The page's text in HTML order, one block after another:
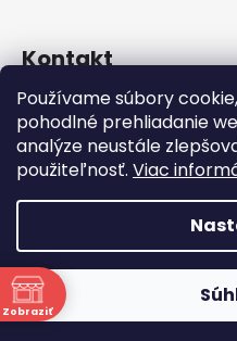
Používame súbory
pohodlné prehliadanie
analýze neustále
použiteľnosť. Viac
Kontakt
info@nozkaobujsa.sk
+421907383063
Nozkaobujsa.sk
Nozkaobujsa
Copyright 2026
Upraviť
Zobraziť